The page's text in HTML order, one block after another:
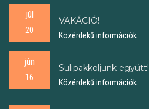
júl
20
VAKÁCIÓ!
Közérdekű információk
jún
16
Sulipakkoljunk együtt!
Közérdekű információk